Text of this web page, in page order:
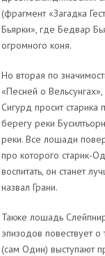
(фрагмент «Загадка
Бьярки», где Бедвар
огромного коня.
Но вторая по
«Песней о
Сигурд просит
берегу реки
реки. Все лошади
про которого старик-
воспитать, он станет
назвал Грани.
Также лошадь
эпизодов повествует
(сам Один) выступают